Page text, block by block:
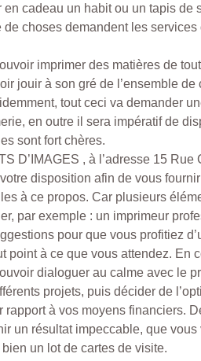
en cadeau un habit ou un tapis de
de choses demandent les services
imprimer des matières de
jouir à son gré de l’ensemble de
tout ceci va demander
en outre il sera impératif de
sont fort chères.
D’IMAGES , à l’adresse 15 Rue
disposition afin de vous
à ce propos. Car plusieurs
par exemple : un imprimeur
pour que vous profitiez
point à ce que vous attendez. En
dialoguer au calme avec le
projets, puis décider de
rapport à vos moyens financiers.
un résultat impeccable, que
un lot de cartes de visite.